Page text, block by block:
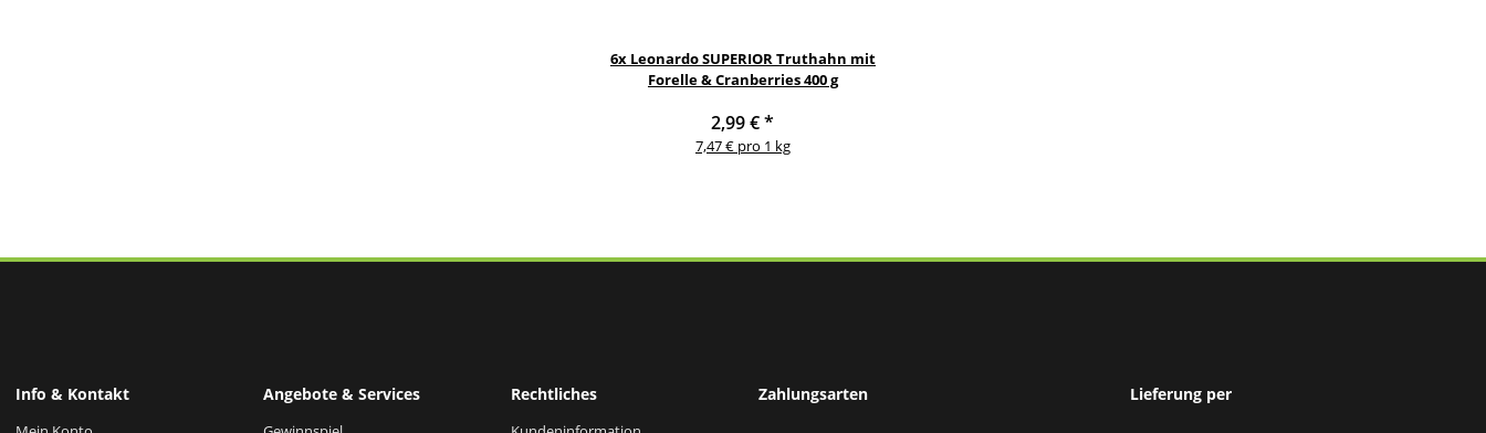
6x Leonardo SUPERIOR Truthahn mit
Forelle & Cranberries 400 g
2,99 €*
7,47 € pro 1 kg
Info & Kontakt Angebote & Services Rechtliches Zahlungsarten Lieferung per